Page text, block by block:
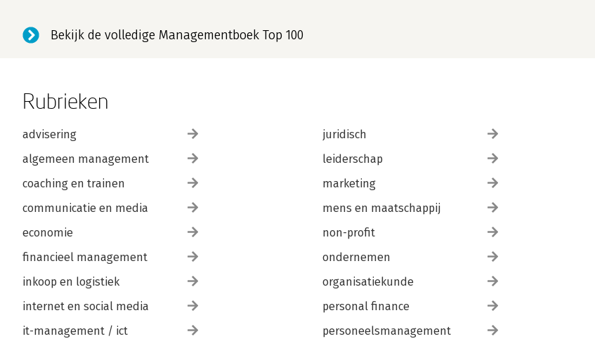
Bekijk de volledige Managementboek Top 100
Rubrieken
advisering
algemeen management
coaching en trainen
communicatie en media
economie
financieel management
inkoop en logistiek
internet en social media
it-management / ict
juridisch
leiderschap
marketing
mens en maatschappij
non-profit
ondernemen
organisatiekunde
personal finance
personeelsmanagement